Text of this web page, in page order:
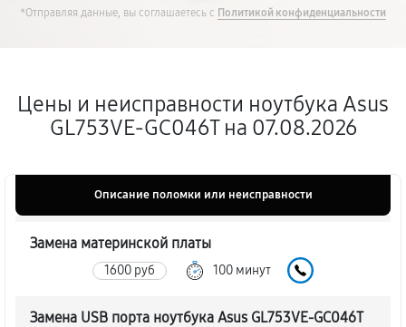
*Отправляя данные, вы соглашаетесь с Политикой конфиденциальности
Цены и неисправности ноутбука Asus
GL753VE-GC046T на 07.08.2026
Описание поломки или неисправности
Замена материнской платы
1600 руб 100 минут
Замена USB порта ноутбука Asus GL753VE-GC046T